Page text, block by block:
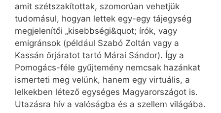
amit szétszakítottak, szomorúan vehetjük
tudomásul, hogyan lettek egy-egy tájegység
megjelenítői „kisebbségi&quot; írók, vagy
emigránsok (például Szabó Zoltán vagy a
Kassán őrjáratot tartó Márai Sándor). Így a
Pomogács-féle gyűjtemény nemcsak hazánkat
ismerteti meg velünk, hanem egy virtuális, a
lelkekben létező egységes Magyarországot is.
Utazásra hív a valóságba és a szellem világába.